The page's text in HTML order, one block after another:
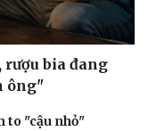
bia đang
ông"
to "cậu nhỏ"